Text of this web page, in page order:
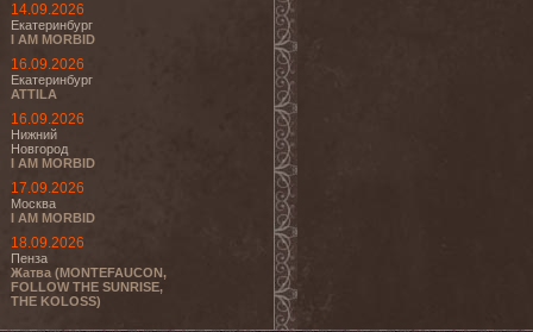
14.09.2026
Екатеринбург
I AM MORBID
16.09.2026
Екатеринбург
ATTILA
16.09.2026
Нижний
Новгород
I AM MORBID
17.09.2026
Москва
I AM MORBID
18.09.2026
Пенза
Жатва (MONTEFAUCON,
FOLLOW THE SUNRISE,
THE KOLOSS)